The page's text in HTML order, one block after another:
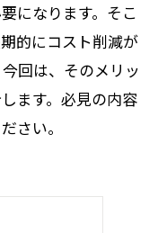
になります。そこ
的にコスト削減が
回は、そのメリッ
ます。必見の内容
さい。